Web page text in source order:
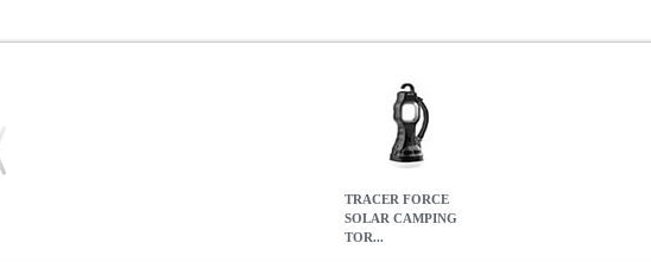
TRACER FORCE
SOLAR CAMPING
TOR...